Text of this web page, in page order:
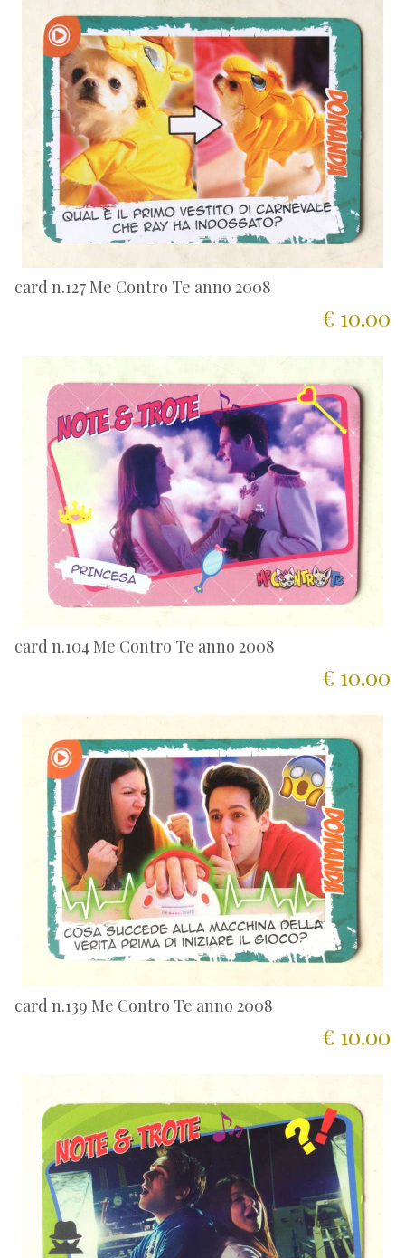
card n.127 Me Contro Te anno 2008
€ 10.00
card n.104 Me Contro Te anno 2008
€ 10.00
card n.139 Me Contro Te anno 2008
€ 10.00